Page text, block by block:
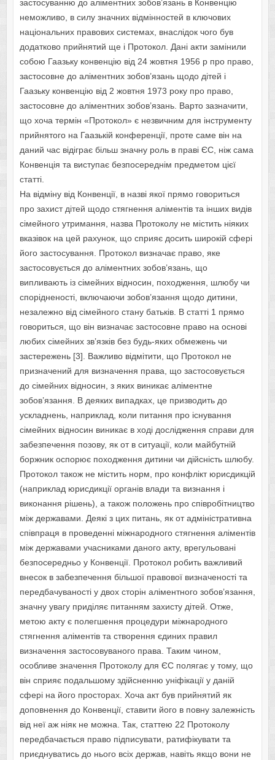
застосуванню до аліментних зобов’язань в Конвенцію
неможливо, в силу значних відмінностей в ключових
національних правових системах, внаслідок чого був
додатково прийнятий ще і Протокол. Дані акти замінили
собою Гаазьку конвенцію від 24 жовтня 1956 р про право,
застосовне до аліментних зобов’язань щодо дітей і
Гаазьку конвенцію від 2 жовтня 1973 року про право,
застосовне до аліментних зобов’язань. Варто зазначити,
що хоча термін «Протокол» є незвичним для інструменту
прийнятого на Гаазькій конференції, проте саме він на
даний час відіграє більш значну роль в праві ЄС, ніж сама
Конвенція та виступає безпосереднім предметом цієї
статті.
На відміну від Конвенції, в назві якої прямо говориться
про захист дітей щодо стягнення аліментів та інших видів
сімейного утримання, назва Протоколу не містить ніяких
вказівок на цей рахунок, що сприяє досить широкій сфері
його застосування. Протокол визначає право, яке
застосовується до аліментних зобов’язань, що
випливають із сімейних відносин, походження, шлюбу чи
спорідненості, включаючи зобов’язання щодо дитини,
незалежно від сімейного стану батьків. В статті 1 прямо
говориться, що він визначає застосовне право на основі
любих сімейних зв’язків без будь-яких обмежень чи
застережень [3]. Важливо відмітити, що Протокол не
призначений для визначення права, що застосовується
до сімейних відносин, з яких виникає аліментне
зобов’язання. В деяких випадках, це призводить до
ускладнень, наприклад, коли питання про існування
сімейних відносин виникає в ході дослідження справи для
забезпечення позову, як от в ситуації, коли майбутній
боржник оспорює походження дитини чи дійсність шлюбу.
Протокол також не містить норм, про конфлікт юрисдикцій
(наприклад юрисдикції органів влади та визнання і
виконання рішень), а також положень про співробітництво
між державами. Деякі з цих питань, як от адміністративна
співпраця в проведенні міжнародного стягнення аліментів
між державами учасниками даного акту, врегульовані
безпосередньо у Конвенції. Протокол робить важливий
внесок в забезпечення більшої правової визначеності та
передбачуваності у двох сторін аліментного зобов’язання,
значну увагу приділяє питанням захисту дітей. Отже,
метою акту є полегшення процедури міжнародного
стягнення аліментів та створення єдиних правил
визначення застосовуваного права. Таким чином,
особливе значення Протоколу для ЄС полягає у тому, що
він сприяє подальшому здійсненню уніфікації у даній
сфері на його просторах. Хоча акт був прийнятий як
доповнення до Конвенції, ставити його в повну залежність
від неї аж ніяк не можна. Так, статтею 22 Протоколу
передбачається право підписувати, ратифікувати та
приєднуватись до нього всіх держав, навіть якщо вони не